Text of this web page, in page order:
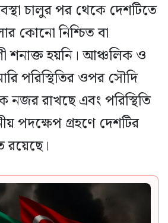
চালুর পর থেকে দেশটিতে
কোনো নিশ্চিত বা
শনাক্ত হয়নি। আঞ্চলিক ও
পরিস্থিতির ওপর সৌদি
নজর রাখছে এবং পরিস্থিতি
পদক্ষেপ গ্রহণে দেশটির
রয়েছে।